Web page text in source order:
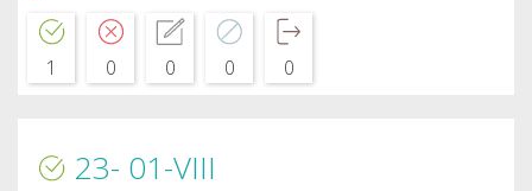
1 0 0 0 0
23- 01-VIIІ